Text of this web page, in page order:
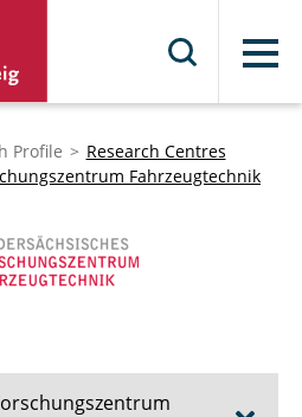
Menu
Profile
Research Centres
Fahrzeugtechnik